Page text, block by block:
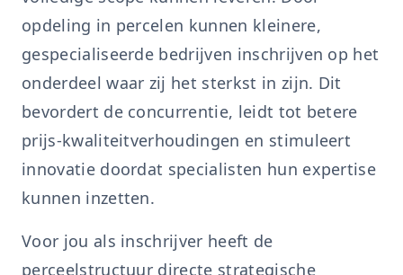
opdeling in percelen kunnen kleinere,
gespecialiseerde bedrijven inschrijven op het
onderdeel waar zij het sterkst in zijn. Dit
bevordert de concurrentie, leidt tot betere
prijs-kwaliteitverhoudingen en stimuleert
innovatie doordat specialisten hun expertise
kunnen inzetten.
Voor jou als inschrijver heeft de
perceelstructuur directe strategische